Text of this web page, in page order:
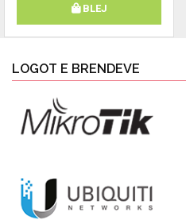
BLEJ
LOGOT E BRENDEVE